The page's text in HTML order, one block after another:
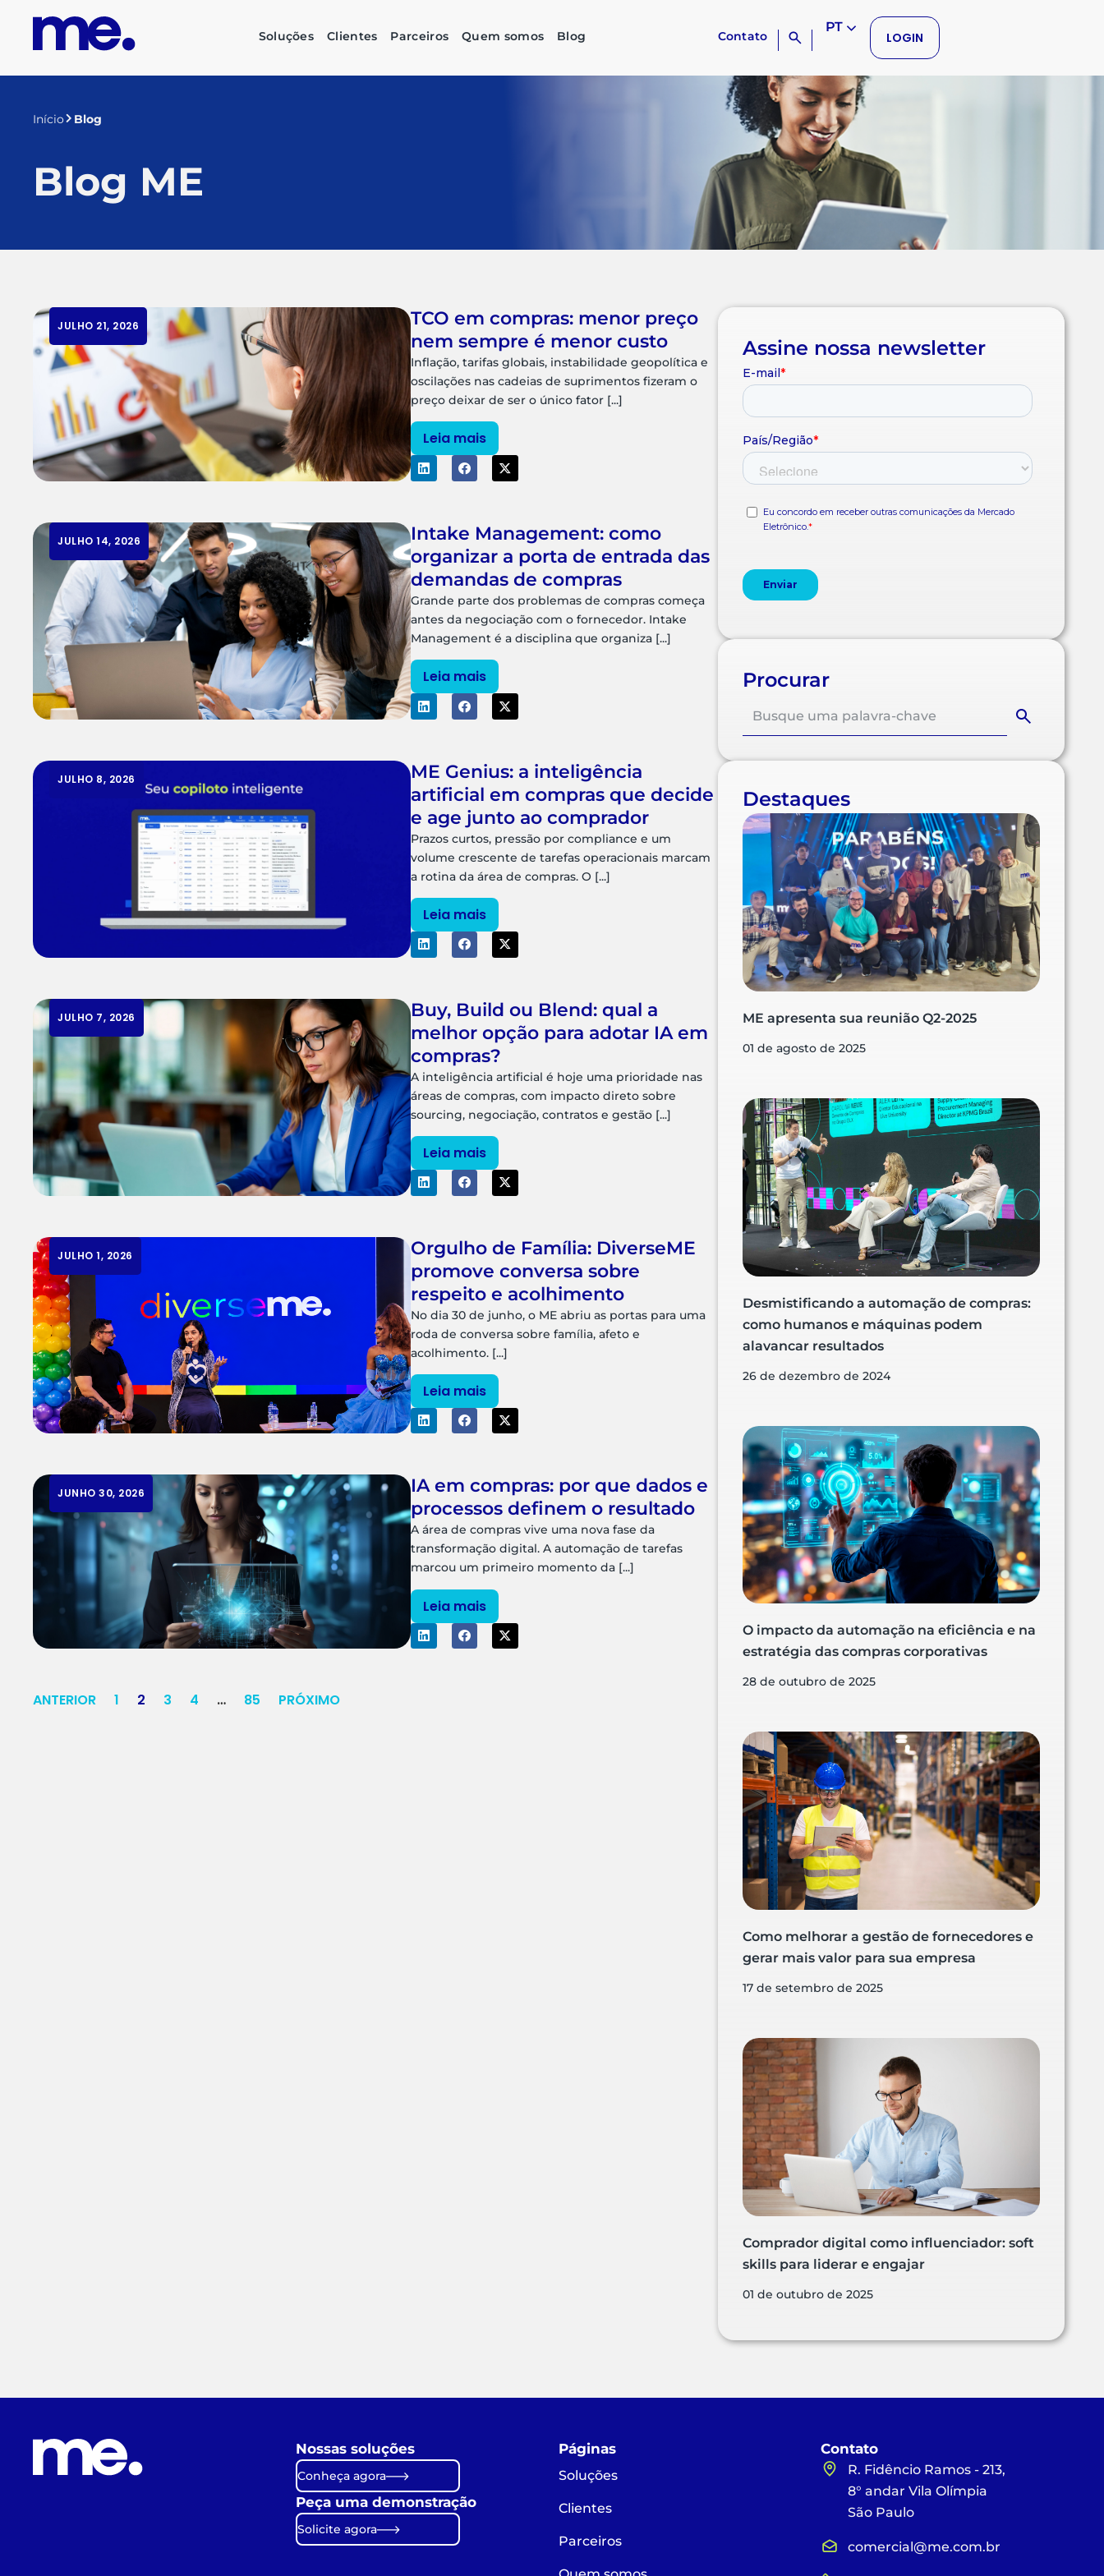
Soluções Clientes Parceiros Quem somos Blog Contato
PT
LOGIN
Início Blog
Blog ME
JULHO 21, 2026
TCO em compras: menor preço
nem sempre é menor custo
Inflação, tarifas globais, instabilidade geopolítica e
oscilações nas cadeias de suprimentos fizeram o
preço deixar de ser o único fator [...]
Leia mais
JULHO 14, 2026
Intake Management: como
organizar a porta de entrada das
demandas de compras
Grande parte dos problemas de compras começa
antes da negociação com o fornecedor. Intake
Management é a disciplina que organiza [...]
Leia mais
JULHO 8, 2026
ME Genius: a inteligência
artificial em compras que decide
e age junto ao comprador
Prazos curtos, pressão por compliance e um
volume crescente de tarefas operacionais marcam
a rotina da área de compras. O [...]
Leia mais
JULHO 7, 2026
Buy, Build ou Blend: qual a
melhor opção para adotar IA em
compras?
A inteligência artificial é hoje uma prioridade nas
áreas de compras, com impacto direto sobre
sourcing, negociação, contratos e gestão [...]
Leia mais
JULHO 1, 2026
Orgulho de Família: DiverseME
promove conversa sobre
respeito e acolhimento
No dia 30 de junho, o ME abriu as portas para uma
roda de conversa sobre família, afeto e
acolhimento. [...]
Leia mais
JUNHO 30, 2026
IA em compras: por que dados e
processos definem o resultado
A área de compras vive uma nova fase da
transformação digital. A automação de tarefas
marcou um primeiro momento da [...]
Leia mais
ANTERIOR 1 2 3 4 … 85 PRÓXIMO
Assine nossa newsletter
Procurar
Destaques
ME apresenta sua reunião Q2-2025
01 de agosto de 2025
Desmistificando a automação de compras:
como humanos e máquinas podem
alavancar resultados
26 de dezembro de 2024
O impacto da automação na eficiência e na
estratégia das compras corporativas
28 de outubro de 2025
Como melhorar a gestão de fornecedores e
gerar mais valor para sua empresa
17 de setembro de 2025
Comprador digital como influenciador: soft
skills para liderar e engajar
01 de outubro de 2025
Nossas soluções
Conheça agora
Peça uma demonstração
Solicite agora
Páginas
Soluções
Clientes
Parceiros
Contato
R. Fidêncio Ramos - 213,
8° andar Vila Olímpia
São Paulo
comercial@me.com.br